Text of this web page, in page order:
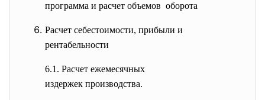
программа и расчет объемов оборота
Расчет себестоимости, прибыли и
рентабельности
6.1. Расчет ежемесячных
издержек производства.